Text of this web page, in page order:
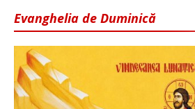
Evanghelia de Duminică